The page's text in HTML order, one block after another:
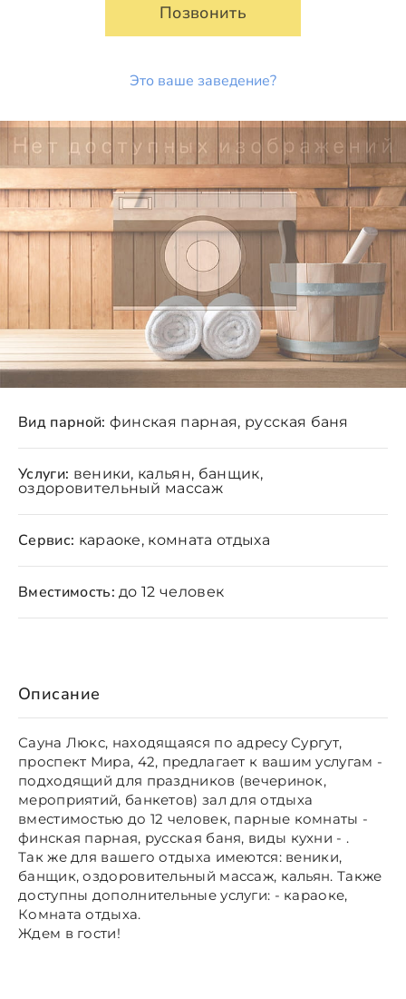
Позвонить
Это ваше заведение?
Описание
Сауна Люкс, находящаяся по адресу Сургут,
проспект Мира, 42, предлагает к вашим услугам -
подходящий для праздников (вечеринок,
мероприятий, банкетов) зал для отдыха
вместимостью до 12 человек, парные комнаты -
финская парная, русская баня, виды кухни - .
Так же для вашего отдыха имеются: веники,
банщик, оздоровительный массаж, кальян. Также
доступны дополнительные услуги: - караоке,
Комната отдыха.
Ждем в гости!
Вид парной: финская парная, русская баня
Услуги: веники, кальян, банщик,
оздоровительный массаж
Сервис: караоке, комната отдыха
Вместимость: до 12 человек